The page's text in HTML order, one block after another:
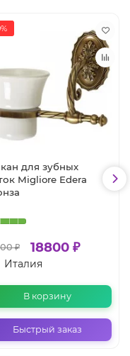
для зубных
Migliore Edera
₽ 18800 ₽
Италия
В корзину
Быстрый заказ